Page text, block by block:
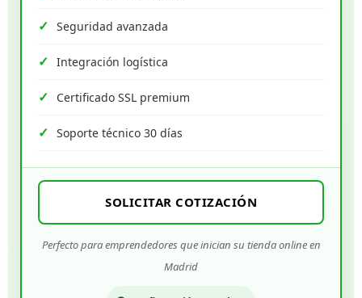
Seguridad avanzada
Integración logística
Certificado SSL premium
Soporte técnico 30 días
SOLICITAR COTIZACIÓN
Perfecto para emprendedores que inician su tienda online en
Madrid